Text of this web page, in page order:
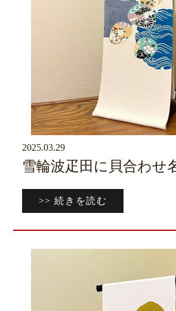
2025.03.29
雪輪波疋田に貝合わせ
>> 続きを読む